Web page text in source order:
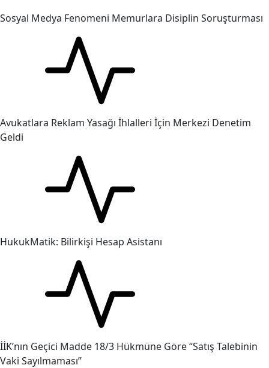
Sosyal Medya Fenomeni Memurlara Disiplin Soruşturması
Avukatlara Reklam Yasağı İhlalleri İçin Merkezi Denetim
Geldi
HukukMatik: Bilirkişi Hesap Asistanı
İİK’nın Geçici Madde 18/3 Hükmüne Göre “Satış Talebinin
Vaki Sayılmaması”